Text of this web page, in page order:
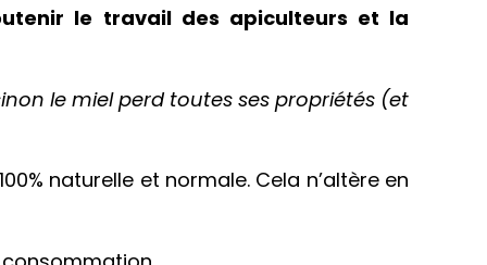
le travail des apiculteurs et la
le miel perd toutes ses propriétés (et
naturelle et normale. Cela n’altère en